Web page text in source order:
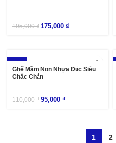
195,000₫ 175,000 ₫
-14%
Ghế Mầm Non Nhựa Đúc Siêu
Chắc Chắn
110,000₫ 95,000 ₫
1 2